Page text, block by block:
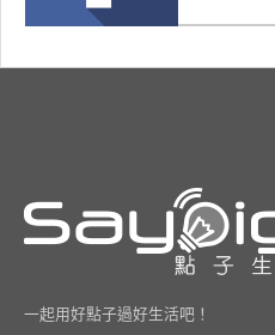
一起用好點子過好生活吧！